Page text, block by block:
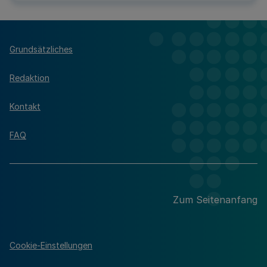
Grundsätzliches
Redaktion
Kontakt
FAQ
Zum Seitenanfang
Cookie-Einstellungen